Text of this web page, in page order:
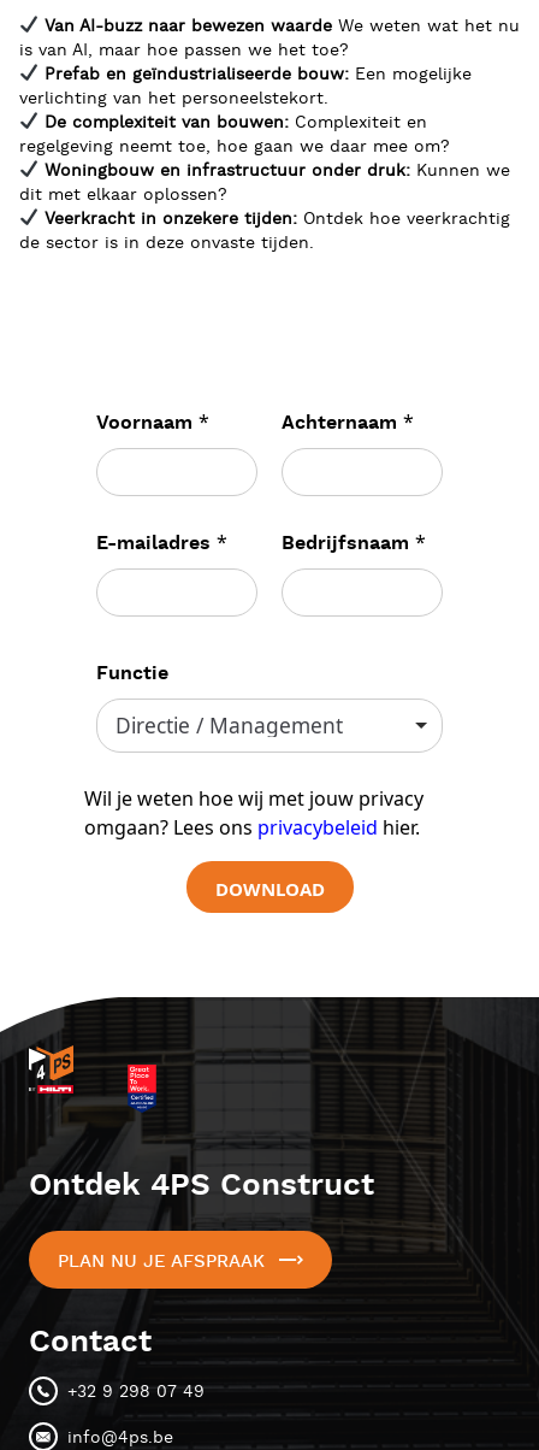
Van AI-buzz naar bewezen waarde We weten wat het nu
is van AI, maar hoe passen we het toe?
Prefab en geïndustrialiseerde bouw: Een mogelijke
verlichting van het personeelstekort.
De complexiteit van bouwen: Complexiteit en
regelgeving neemt toe, hoe gaan we daar mee om?
Woningbouw en infrastructuur onder druk: Kunnen we
dit met elkaar oplossen?
Veerkracht in onzekere tijden: Ontdek hoe veerkrachtig
de sector is in deze onvaste tijden.
Voornaam *
E-mailadres *
Achternaam *
Bedrijfsnaam *
Functie
Wil je weten hoe wij met jouw privacy
omgaan? Lees ons privacybeleid hier.
DOWNLOAD
Ontdek 4PS Construct
PLAN NU JE AFSPRAAK
Contact
+32 9 298 07 49
info@4ps.be